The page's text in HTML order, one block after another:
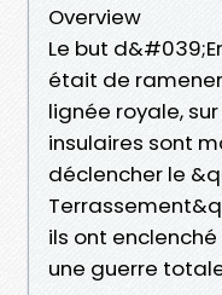
Overview
Le but
était de
lignée royale,
insulaires sont
déclencher le
ils ont
une guerre